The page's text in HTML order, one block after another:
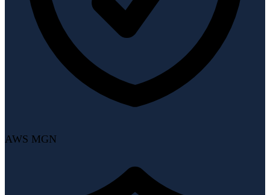
AWS MGN